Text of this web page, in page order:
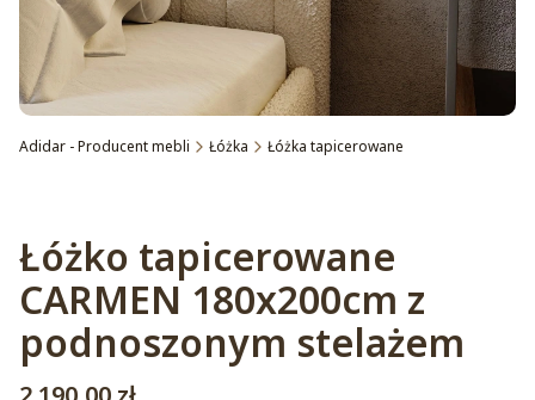
Adidar - Producent mebli Łóżka Łóżka tapicerowane
Łóżko tapicerowane
CARMEN 180x200cm z
podnoszonym stelażem
Cena